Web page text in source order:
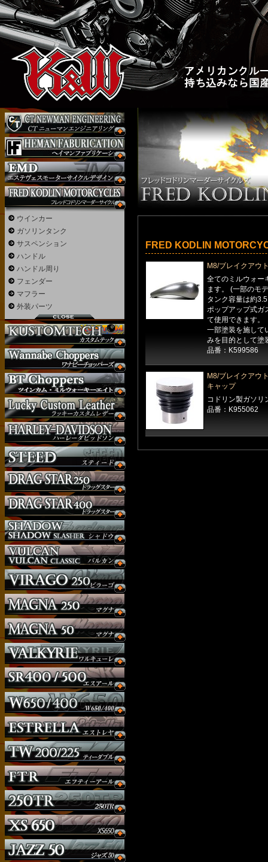
FRED KODLIN
M8/ブレイクアウ
全てのミルウォー
ます。 (一部のモ
タンク容量は約
ポップアップ式ガ
て使用できます。
一部塗装を施して
みを目的として塗
品番：K599586
M8/ブレイクアウ
キャップ
コドリン製ガソリ
品番：K955062
ウインカー
ガソリンタンク
サスペンション
ハンドル
ハンドル周り
フェンダー
マフラー
外装パーツ